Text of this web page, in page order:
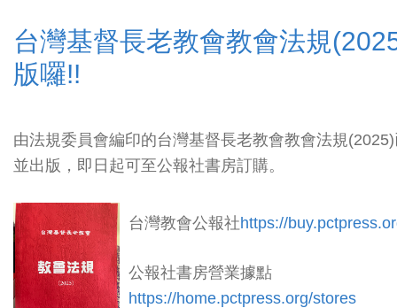
台灣基督長老教會教會法規
版囉!!
由法規委員會編印的台灣基督長老教會教會法規
並出版，即日起可至公報社書房訂購。
台灣教會公報社https://
公報社書房營業據點
https://home.pctpress.org/stores